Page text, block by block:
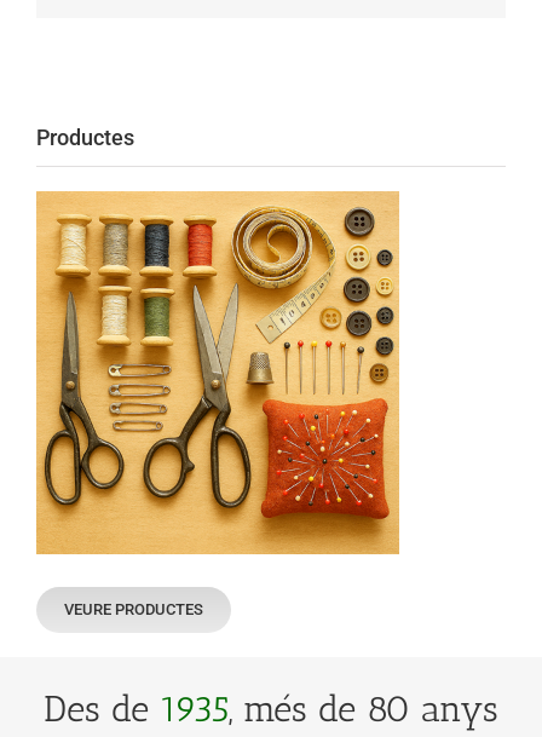
Productes
VEURE PRODUCTES
Des de 1935, més de 80 anys